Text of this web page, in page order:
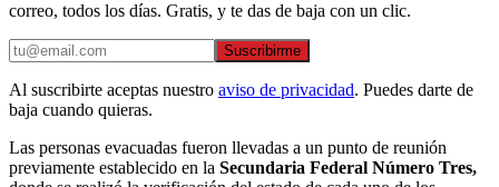
correo, todos los días. Gratis, y te das de baja con un clic.
Suscribirme
Al suscribirte aceptas nuestro aviso de privacidad. Puedes darte de
baja cuando quieras.
Las personas evacuadas fueron llevadas a un punto de reunión
previamente establecido en la Secundaria Federal Número Tres,